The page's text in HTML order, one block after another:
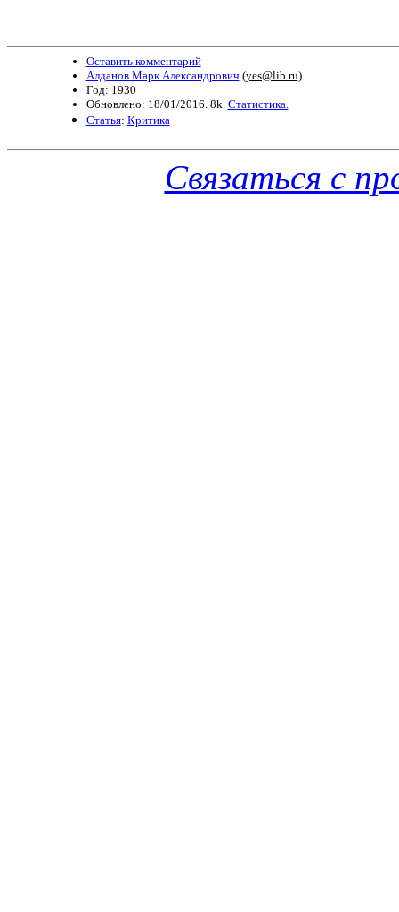
Оставить комментарий
Алданов Марк Александрович (yes@lib.ru)
Год: 1930
Обновлено: 18/01/2016. 8k. Статистика.
Статья: Критика
Связаться с